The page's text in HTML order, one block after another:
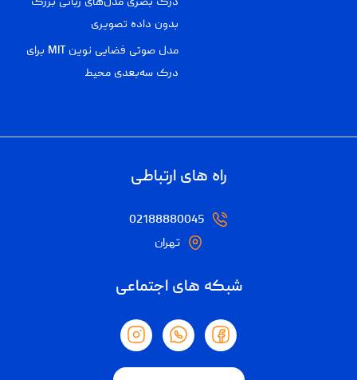
بدون داده تصویری
مدل صوتی فضایی نوین MIT برای
درک سه‌بعدی محیط
راه های ارتباطی
02188880045
تهران
شبکه های اجتماعی